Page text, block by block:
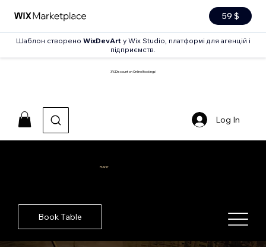
59 $
Шаблон створено WixDevArt у Wix Studio, платформі для агенцій і
підприємств.